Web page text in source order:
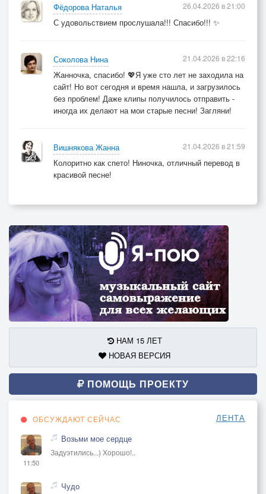
Фёдорова Наталья
С удовольствием прослушала!!! Спасибо!!! ✨
26.04.2026 в 21:00
Соколова Нина
Жанночка, спасибо! 💖Я уже сто лет не заходила на
сайт! Но вот сегодня и время нашла, и загрузилось
без проблем! Даже клипы получилось отправить -
иногда их делают на мои старые песни! Загляни!
21.04.2026 в 22:16
Вишнякова Жанна
Колоритно как спето! Ниночка, отличный перевод в
красивой песне!
21.04.2026 в 21:59
НАМ 15 ЛЕТ
НОВАЯ ВЕРСИЯ
ПОМОЩЬ ПРОЕКТУ
ОБСУЖДАЮТ СЕЙЧАС ЛЕНТА
11:50
Возьми мое сердце
Задуэтились...) Хорошо!..
Чудо